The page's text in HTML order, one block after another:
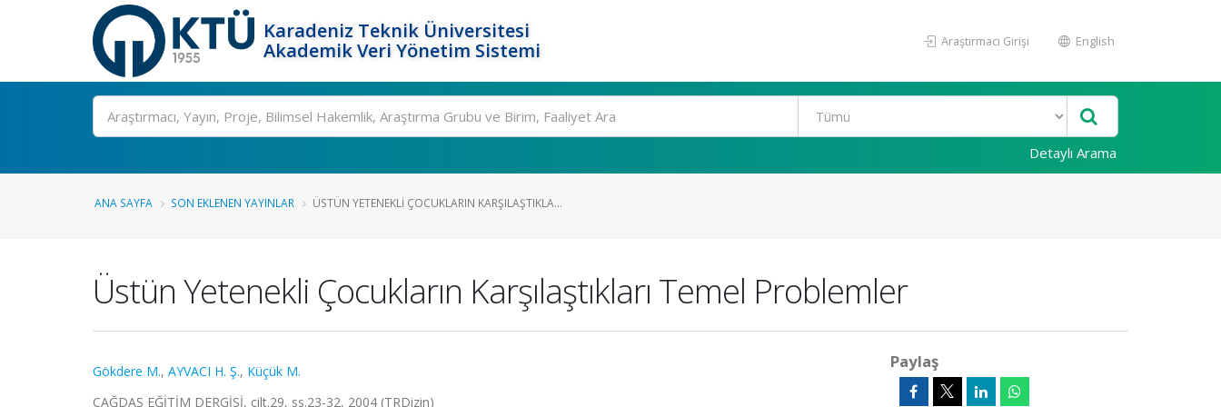
Karadeniz Teknik Üniversitesi
Akademik Veri Yönetim Sistemi
Araştırmacı Girişi English
Ara
Detaylı Arama
ANA SAYFA SON EKLENEN YAYINLAR ÜSTÜN YETENEKLI ÇOCUKLARIN KARŞILAŞTIKLA...
Üstün Yetenekli Çocukların Karşılaştıkları Temel Problemler
Gökdere M., AYVACI H. Ş., Küçük M.
ÇAĞDAŞ EĞİTİM DERGİSİ, cilt.29, ss.23-32, 2004 (TRDizin)
Paylaş